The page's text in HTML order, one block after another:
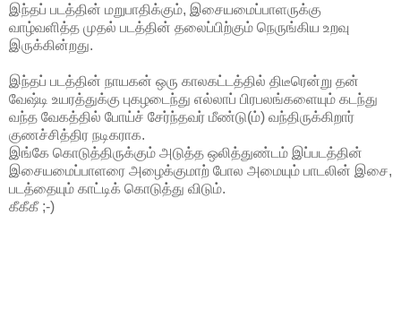
இந்தப் படத்தின் மறுபாதிக்கும், இசையமைப்பாளருக்கு
வாழ்வளித்த முதல் படத்தின் தலைப்பிற்கும் நெருங்கிய உறவு
இருக்கின்றது.
இந்தப் படத்தின் நாயகன் ஒரு காலகட்டத்தில் திடீரென்று தன்
வேஷ்டி உயரத்துக்கு புகழடைந்து எல்லாப் பிரபலங்களையும் கடந்து
வந்த வேகத்தில் போய்ச் சேர்ந்தவர் மீண்டு(ம்) வந்திருக்கிறார்
குணச்சித்திர நடிகராக.
இங்கே கொடுத்திருக்கும் அடுத்த ஒலித்துண்டம் இப்படத்தின்
இசையமைப்பாளரை அழைக்குமாற் போல அமையும் பாடலின் இசை,
படத்தையும் காட்டிக் கொடுத்து விடும்.
கீகீகீ ;-)